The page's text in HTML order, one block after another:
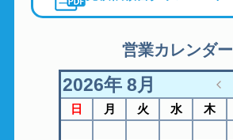
営業カレンダー
2026年 8月
日 月 火 水 木